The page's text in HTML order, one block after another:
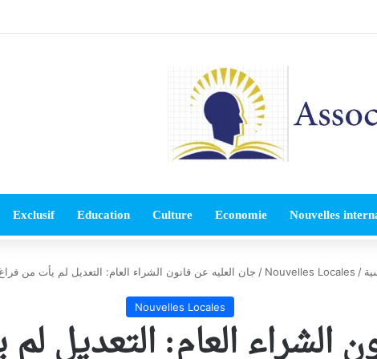
Nouvelles
Economie
Culture
Education
Exclusif
/
Nouvelles Locales
/ جان العليه عن قانون الشراء العام: التعديل لم يأت من
Nouvelles Locales
الشراء العام: التعديل